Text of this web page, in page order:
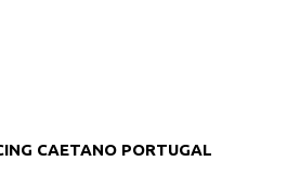
CAETANO PORTUGAL